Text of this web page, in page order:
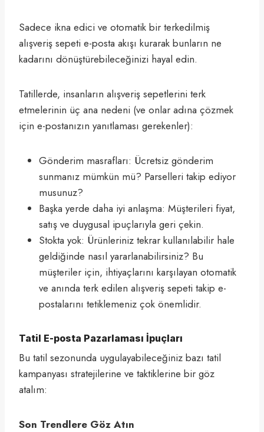
Sadece ikna edici ve otomatik bir terkedilmiş
alışveriş sepeti e-posta akışı kurarak bunların ne
kadarını dönüştürebileceğinizi hayal edin.
Tatillerde, insanların alışveriş sepetlerini terk
etmelerinin üç ana nedeni (ve onlar adına çözmek
için e-postanızın yanıtlaması gerekenler):
Gönderim masrafları: Ücretsiz gönderim
sunmanız mümkün mü? Parselleri takip ediyor
musunuz?
Başka yerde daha iyi anlaşma: Müşterileri fiyat,
satış ve duygusal ipuçlarıyla geri çekin.
Stokta yok: Ürünleriniz tekrar kullanılabilir hale
geldiğinde nasıl yararlanabilirsiniz? Bu
müşteriler için, ihtiyaçlarını karşılayan otomatik
ve anında terk edilen alışveriş sepeti takip e-
postalarını tetiklemeniz çok önemlidir.
Tatil E-posta Pazarlaması İpuçları
Bu tatil sezonunda uygulayabileceğiniz bazı tatil
kampanyası stratejilerine ve taktiklerine bir göz
atalım:
Son Trendlere Göz Atın